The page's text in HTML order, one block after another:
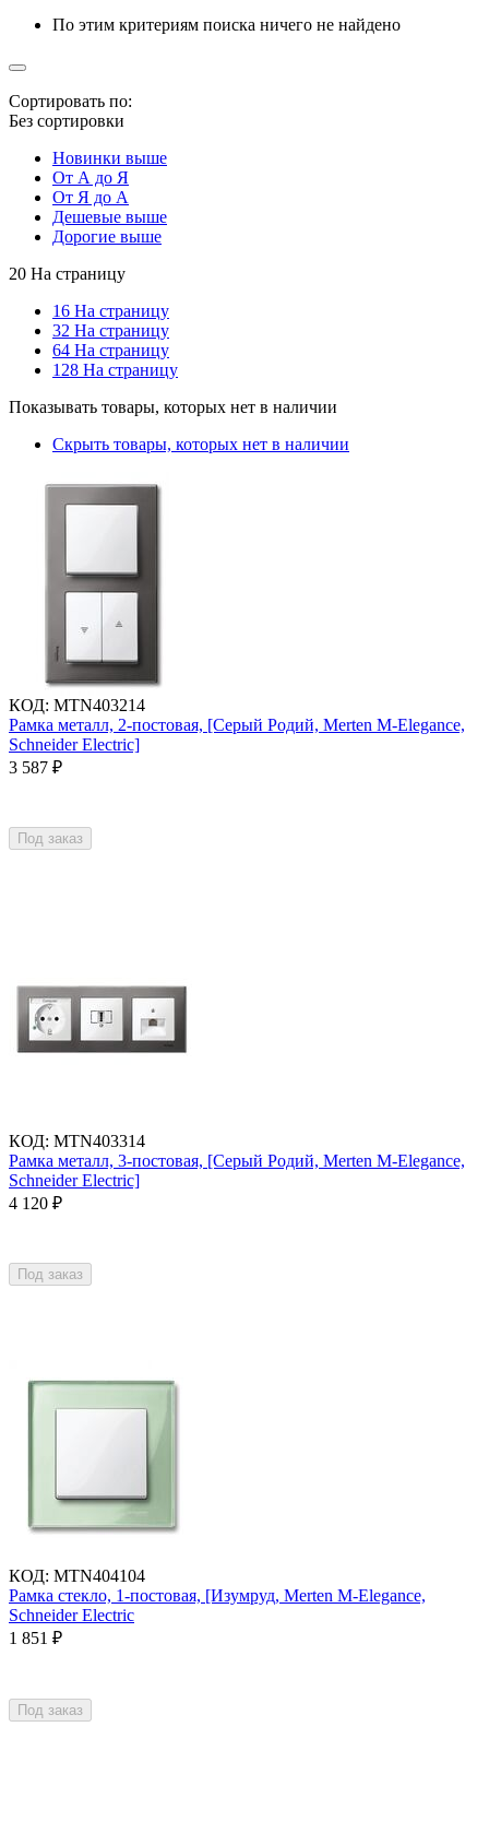
По этим критериям поиска ничего не найдено
Сортировать по:
Без сортировки
Новинки выше
От А до Я
От Я до А
Дешевые выше
Дорогие выше
20 На страницу
16 На страницу
32 На страницу
64 На страницу
128 На страницу
Показывать товары, которых нет в наличии
Скрыть товары, которых нет в наличии
КОД: MTN403214
Рамка металл, 2-постовая, [Серый Родий, Merten M-Elegance,
Schneider Electric]
3 587 ₽
Под заказ
КОД: MTN403314
Рамка металл, 3-постовая, [Серый Родий, Merten M-Elegance,
Schneider Electric]
4 120 ₽
Под заказ
КОД: MTN404104
Рамка стекло, 1-постовая, [Изумруд, Merten M-Elegance,
Schneider Electric
1 851 ₽
Под заказ